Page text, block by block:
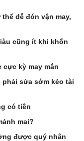
dễ đón vận may,
cũng ít khi khốn
kỳ may mắn
sửa sớm kẻo tài
có tiền
mai?
được quý nhân